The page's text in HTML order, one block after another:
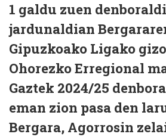
1 galdu zuen
jardunaldian
Gipuzkoako Ligako
Ohorezko Erregional
Gaztek 2024/25
eman zion pasa den
Bergara, Agorrosin